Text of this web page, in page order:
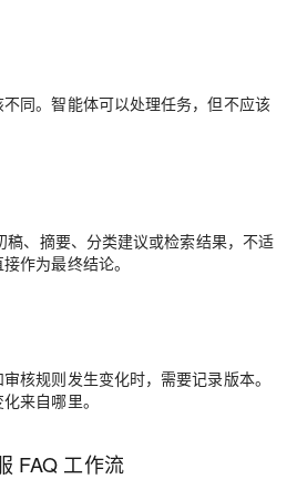
同。智能体可以处理任务，但不应该
稿、摘要、分类建议或检索结果，不适
作为最终结论。
核规则发生变化时，需要记录版本。
来自哪里。
FAQ 工作流